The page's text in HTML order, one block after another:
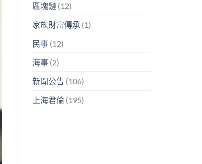
區塊鏈 (12)
家族財富傳承 (1)
民事 (12)
海事 (2)
新聞公告 (106)
上海君倫 (195)